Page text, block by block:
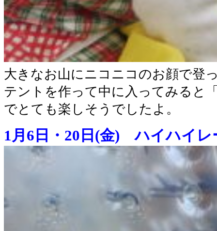
大きなお山にニコニコのお顔で登
テントを作って中に入ってみると
でとても楽しそうでしたよ。
1月6日・20日(金) ハイハイレ